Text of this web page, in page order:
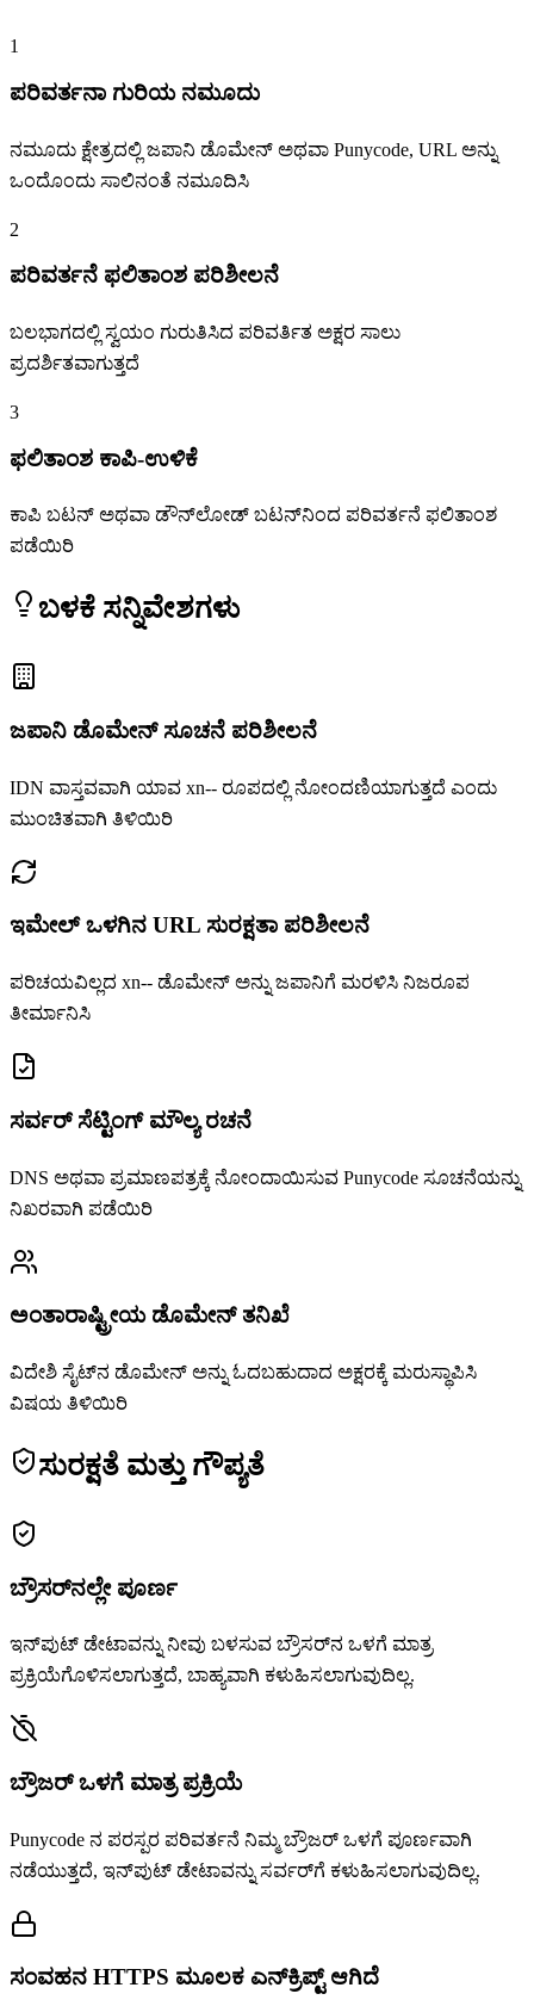
1
ಪರಿವರ್ತನಾ ಗುರಿಯ ನಮೂದು
ನಮೂದು ಕ್ಷೇತ್ರದಲ್ಲಿ ಜಪಾನಿ ಡೊಮೇನ್ ಅಥವಾ Punycode, URL ಅನ್ನು
ಒಂದೊಂದು ಸಾಲಿನಂತೆ ನಮೂದಿಸಿ
2
ಪರಿವರ್ತನೆ ಫಲಿತಾಂಶ ಪರಿಶೀಲನೆ
ಬಲಭಾಗದಲ್ಲಿ ಸ್ವಯಂ ಗುರುತಿಸಿದ ಪರಿವರ್ತಿತ ಅಕ್ಷರ ಸಾಲು
ಪ್ರದರ್ಶಿತವಾಗುತ್ತದೆ
3
ಫಲಿತಾಂಶ ಕಾಪಿ-ಉಳಿಕೆ
ಕಾಪಿ ಬಟನ್ ಅಥವಾ ಡೌನ್‌ಲೋಡ್ ಬಟನ್‌ನಿಂದ ಪರಿವರ್ತನೆ ಫಲಿತಾಂಶ
ಪಡೆಯಿರಿ
ಬಳಕೆ ಸನ್ನಿವೇಶಗಳು
ಜಪಾನಿ ಡೊಮೇನ್ ಸೂಚನೆ ಪರಿಶೀಲನೆ
IDN ವಾಸ್ತವವಾಗಿ ಯಾವ xn-- ರೂಪದಲ್ಲಿ ನೋಂದಣಿಯಾಗುತ್ತದೆ ಎಂದು
ಮುಂಚಿತವಾಗಿ ತಿಳಿಯಿರಿ
ಇಮೇಲ್ ಒಳಗಿನ URL ಸುರಕ್ಷತಾ ಪರಿಶೀಲನೆ
ಪರಿಚಯವಿಲ್ಲದ xn-- ಡೊಮೇನ್ ಅನ್ನು ಜಪಾನಿಗೆ ಮರಳಿಸಿ ನಿಜರೂಪ
ತೀರ್ಮಾನಿಸಿ
ಸರ್ವರ್ ಸೆಟ್ಟಿಂಗ್ ಮೌಲ್ಯ ರಚನೆ
DNS ಅಥವಾ ಪ್ರಮಾಣಪತ್ರಕ್ಕೆ ನೋಂದಾಯಿಸುವ Punycode ಸೂಚನೆಯನ್ನು
ನಿಖರವಾಗಿ ಪಡೆಯಿರಿ
ಅಂತಾರಾಷ್ಟ್ರೀಯ ಡೊಮೇನ್ ತನಿಖೆ
ವಿದೇಶಿ ಸೈಟ್‌ನ ಡೊಮೇನ್ ಅನ್ನು ಓದಬಹುದಾದ ಅಕ್ಷರಕ್ಕೆ ಮರುಸ್ಥಾಪಿಸಿ
ವಿಷಯ ತಿಳಿಯಿರಿ
ಸುರಕ್ಷತೆ ಮತ್ತು ಗೌಪ್ಯತೆ
ಬ್ರೌಸರ್‌ನಲ್ಲೇ ಪೂರ್ಣ
ಇನ್‌ಪುಟ್ ಡೇಟಾವನ್ನು ನೀವು ಬಳಸುವ ಬ್ರೌಸರ್‌ನ ಒಳಗೆ ಮಾತ್ರ
ಪ್ರಕ್ರಿಯೆಗೊಳಿಸಲಾಗುತ್ತದೆ, ಬಾಹ್ಯವಾಗಿ ಕಳುಹಿಸಲಾಗುವುದಿಲ್ಲ.
ಬ್ರೌಜರ್ ಒಳಗೆ ಮಾತ್ರ ಪ್ರಕ್ರಿಯೆ
Punycode ನ ಪರಸ್ಪರ ಪರಿವರ್ತನೆ ನಿಮ್ಮ ಬ್ರೌಜರ್ ಒಳಗೆ ಪೂರ್ಣವಾಗಿ
ನಡೆಯುತ್ತದೆ, ಇನ್‌ಪುಟ್ ಡೇಟಾವನ್ನು ಸರ್ವರ್‌ಗೆ ಕಳುಹಿಸಲಾಗುವುದಿಲ್ಲ.
ಸಂವಹನ HTTPS ಮೂಲಕ ಎನ್‌ಕ್ರಿಪ್ಟ್ ಆಗಿದೆ